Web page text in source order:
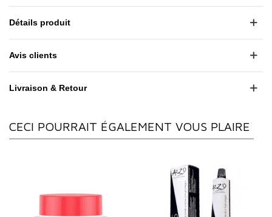
Détails produit
Avis clients
Livraison & Retour
CECI POURRAIT ÉGALEMENT VOUS PLAIRE